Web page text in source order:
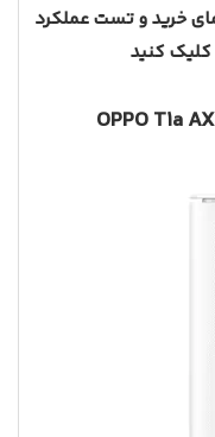
خرید و تست عملکرد